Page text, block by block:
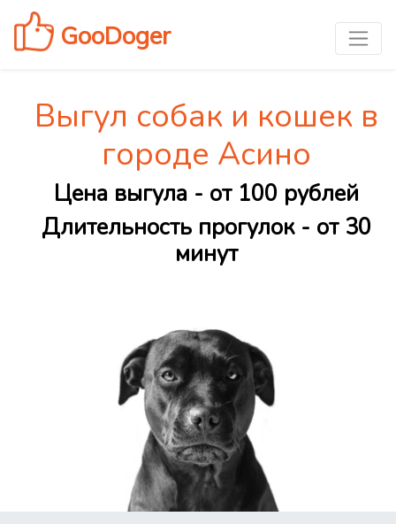
GooDoger
Выгул собак и кошек в
городе Асино
Цена выгула - от 100 рублей
Длительность прогулок - от 30
минут